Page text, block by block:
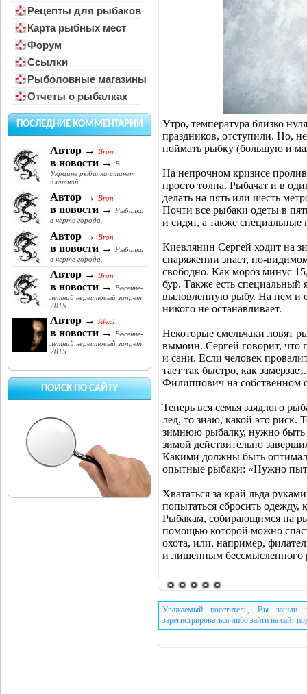
Рецепты для рыбаков
Карта рыбных мест
Форум
Ссылки
Рыболовные магазины
Отчеты о рыбалках
ПОСЛЕДНИЕ КОММЕНТАРИИ
Автор → Bron
в новости →
В
Украине рыбалка станет
платной
Автор → Bron
в новости →
Рыбалка
в черте города.
Автор → Bron
в новости →
Рыбалка
в черте города.
Автор → Bron
в новости →
Весенне-
летний нерестовый запрет
2015
Автор → AlexT
в новости →
Весенне-
летний нерестовый запрет
2015
ПОИСК ПО САЙТУ
Утро, температура близко
праздников, отступили. Но,
поймать рыбку (большую и
На непрочном кризисе
просто толпа. Рыбачат и в
делать на пять или шесть
Почти все рыбаки одеты в
и сидят, а также
Киевлянин Сергей ходит на
снаряжении знает, по-
свободно. Как мороз минус
бур. Также есть
выловленную рыбу. На нем и
никого не останавливает.
Некоторые смельчаки ловят
вымоин. Сергей говорит, что
и сани. Если человек
тает так быстро, как
Филиппович на собственном
Теперь вся семья заядлого
лед, то знаю, какой это риск.
зимнюю рыбалку, нужно быть
зимой действительно
Какими должны быть
опытные рыбаки: «Нужно
Хвататься за край льда
попытаться сбросить одежду,
Рыбакам, собирающимся на
помощью которой можно
охота, или, например,
и лишенным бессмысленного
Уважаемый посетитель, Вы зашли
зарегистрироваться либо зайти на сайт